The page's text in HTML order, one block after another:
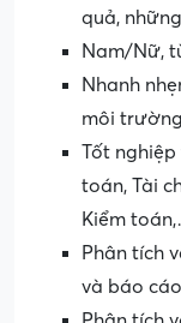
quả,
Nam/Nữ,
Nhanh
môi
Tốt
toán, Tài
Kiểm
Phân tích
và báo